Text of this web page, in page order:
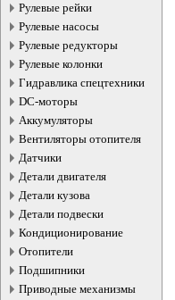
Рулевые рейки
Рулевые насосы
Рулевые редукторы
Рулевые колонки
Гидравлика спецтехники
DC-моторы
Аккумуляторы
Вентиляторы отопителя
Датчики
Детали двигателя
Детали кузова
Детали подвески
Кондиционирование
Отопители
Подшипники
Приводные механизмы